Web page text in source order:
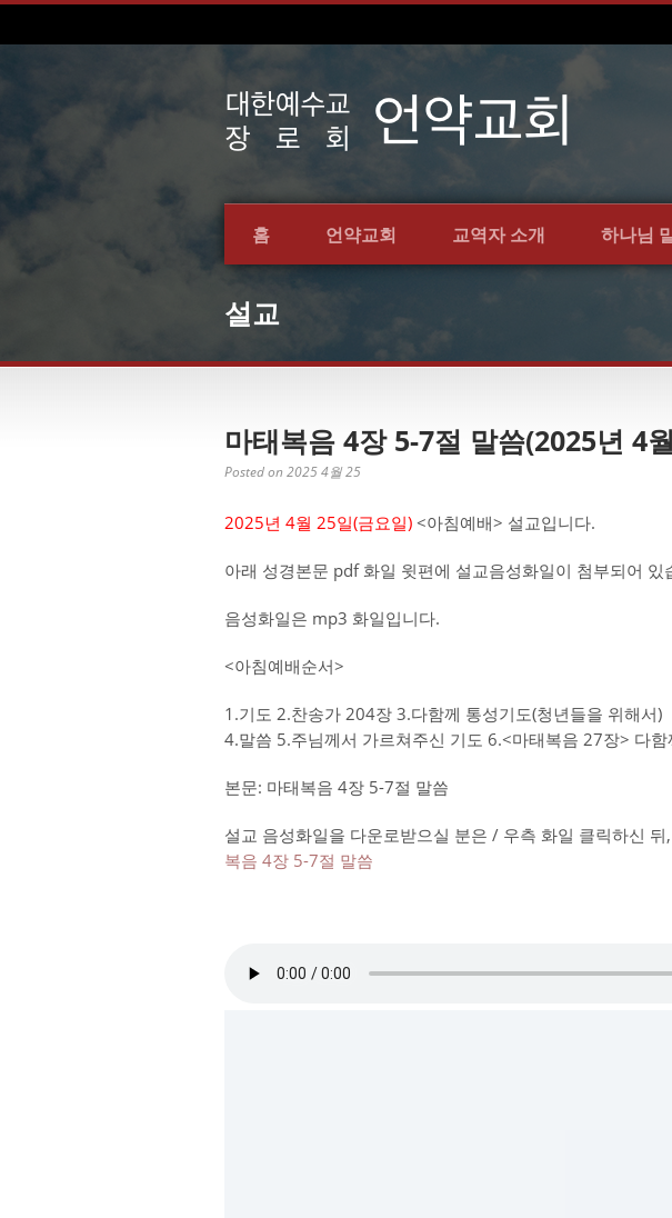
홈 언약교회 교역자 소개 하나님
설교
마태복음 4장 5-7절 말씀(2025년 4
Posted on 2025 4월 25
2025년 4월 25일(금요일) <아침예배> 설교입니다.
아래 성경본문 pdf 화일 윗편에 설교음성화일이 첨부되어 있
음성화일은 mp3 화일입니다.
<아침예배순서>
1.기도 2.찬송가 204장 3.다함께 통성기도(청년들을 위해서)
4.말씀 5.주님께서 가르쳐주신 기도 6.<마태복음 27장> 다함
본문: 마태복음 4장 5-7절 말씀
설교 음성화일을 다운로받으실 분은 / 우측 화일 클릭하신
복음 4장 5-7절 말씀